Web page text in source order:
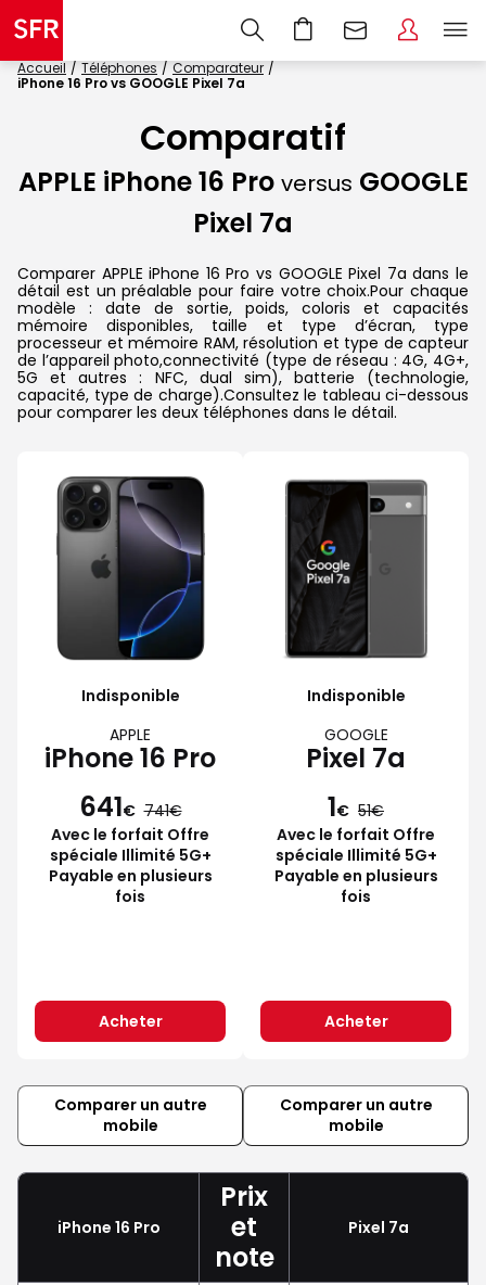
Accueil Téléphones
Comparateur
iPhone 16 Pro vs GOOGLE Pixel 7a
Comparatif
APPLE iPhone 16 Pro versus GOOGLE
Pixel 7a
Comparer APPLE iPhone 16 Pro vs GOOGLE Pixel 7a dans le
détail est un préalable pour faire votre choix.Pour chaque
modèle : date de sortie, poids, coloris et capacités
mémoire disponibles, taille et type d’écran, type
processeur et mémoire RAM, résolution et type de capteur
de l’appareil photo,connectivité (type de réseau : 4G, 4G+,
5G et autres : NFC, dual sim), batterie (technologie,
capacité, type de charge).Consultez le tableau ci-dessous
pour comparer les deux téléphones dans le détail.
Indisponible
APPLE
iPhone 16 Pro
641€ 741
Avec le forfait Offre
spéciale Illimité 5G+
Payable en plusieurs
fois
Acheter
Indisponible
GOOGLE
Pixel 7a
1€ 51
Avec le forfait Offre
spéciale Illimité 5G+
Payable en plusieurs
fois
Acheter
Comparer un autre
mobile
Comparer un autre
mobile
iPhone 16 Pro
Prix
et
note
Pixel 7a